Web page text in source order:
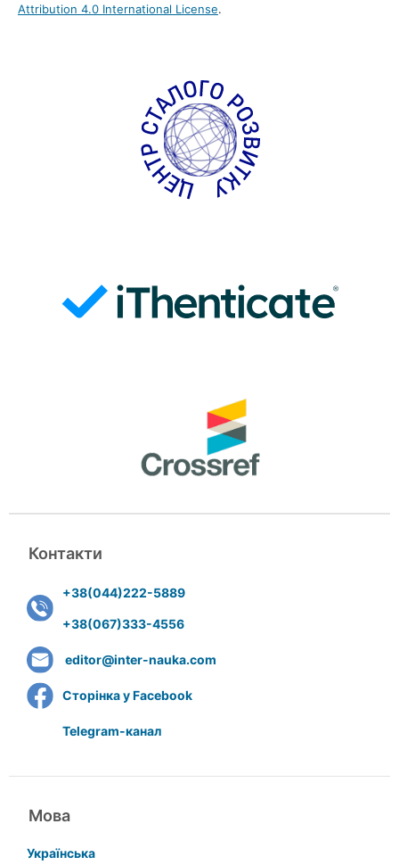
Attribution 4.0 International License.
Контакти
+38(044)222-5889
+38(067)333-4556
editor@inter-nauka.com
Сторінка у Facebook
Telegram-канал
Мова
Українська